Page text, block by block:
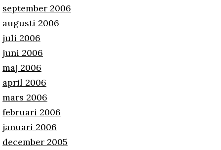
september 2006
augusti 2006
juli 2006
juni 2006
maj 2006
april 2006
mars 2006
februari 2006
januari 2006
december 2005